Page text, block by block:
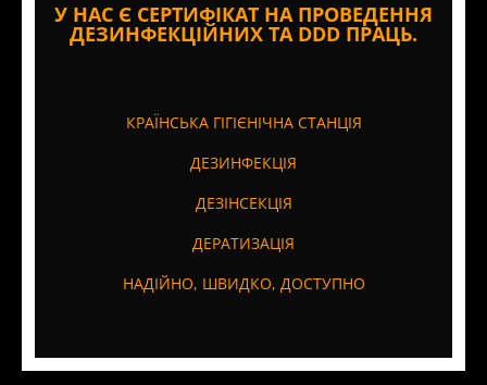
У НАС Є СЕРТИФІКАТ НА ПРОВЕДЕННЯ
ДЕЗИНФЕКЦІЙНИХ ТА DDD ПРАЦЬ.
КРАЇНСЬКА ГІГІЄНІЧНА СТАНЦІЯ
ДЕЗИНФЕКЦІЯ
ДЕЗІНСЕКЦІЯ
ДЕРАТИЗАЦІЯ
НАДІЙНО, ШВИДКО, ДОСТУПНО